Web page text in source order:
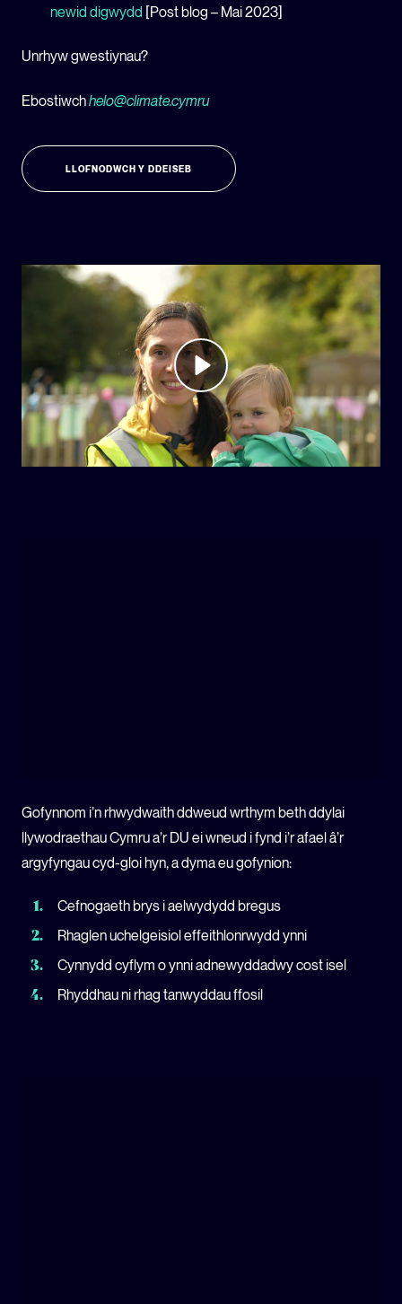
newid digwydd [Post blog – Mai 2023]
Unrhyw gwestiynau?
Ebostiwchhelo@climate.cymru
LLOFNODWCH Y DDEISEB
Mute Settings
Play
Gofynnom i’n rhwydwaith ddweud wrthym beth ddylai
llywodraethau Cymru a’r DU ei wneud i fynd i’r afael â’r
argyfyngau cyd-gloi hyn, a dyma eu gofynion:
Cefnogaeth brys i aelwydydd bregus
Rhaglen uchelgeisiol effeithlonrwydd ynni
Cynnydd cyflym o ynni adnewyddadwy cost isel
Rhyddhau ni rhag tanwyddau ffosil